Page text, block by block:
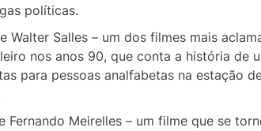
políticas.
Walter Salles – um dos filmes mais
nos anos 90, que conta a história de
para pessoas analfabetas na estação
Fernando Meirelles – um filme que se